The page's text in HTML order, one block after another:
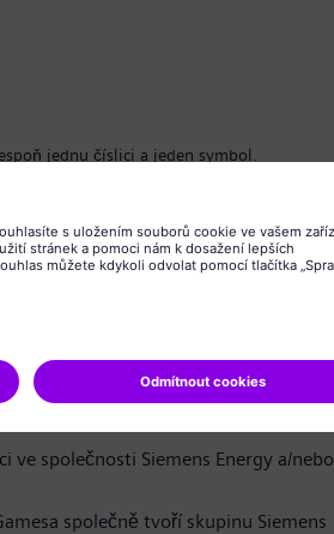
jednu číslici a jeden symbol.
ve společnosti Siemens Energy a/nebo
společně tvoří skupinu Siemens